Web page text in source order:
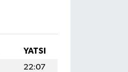
YATSI
22:07